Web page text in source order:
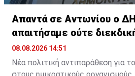
Απαντά σε Αντωνίου ο
απαιτήσαμε ούτε
διορισμούς»
08.08.2026 14:51
Νέα πολιτική αντιπαράθεση για